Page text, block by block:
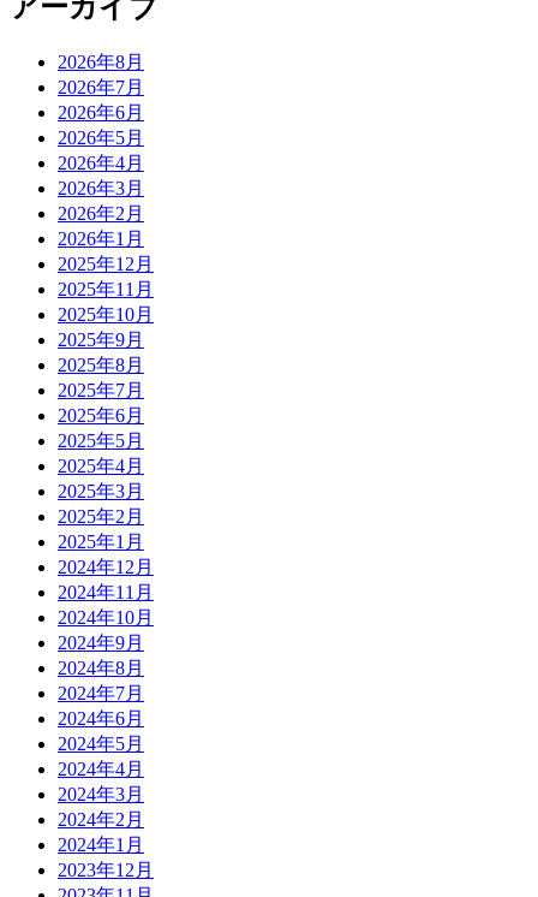
アーカイブ
2026年8月
2026年7月
2026年6月
2026年5月
2026年4月
2026年3月
2026年2月
2026年1月
2025年12月
2025年11月
2025年10月
2025年9月
2025年8月
2025年7月
2025年6月
2025年5月
2025年4月
2025年3月
2025年2月
2025年1月
2024年12月
2024年11月
2024年10月
2024年9月
2024年8月
2024年7月
2024年6月
2024年5月
2024年4月
2024年3月
2024年2月
2024年1月
2023年12月